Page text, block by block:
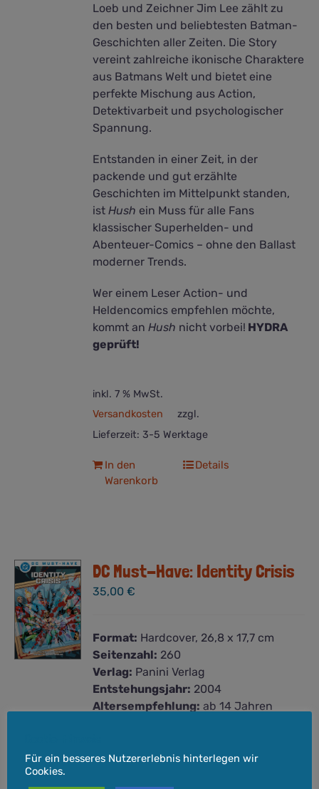
Loeb und Zeichner Jim Lee zählt zu
den besten und beliebtesten Batman-
Geschichten aller Zeiten. Die Story
vereint zahlreiche ikonische Charaktere
aus Batmans Welt und bietet eine
perfekte Mischung aus Action,
Detektivarbeit und psychologischer
Spannung.
Entstanden in einer Zeit, in der
packende und gut erzählte
Geschichten im Mittelpunkt standen,
istHush ein Muss für alle Fans
klassischer Superhelden- und
Abenteuer-Comics – ohne den Ballast
moderner Trends.
Wer einem Leser Action- und
Heldencomics empfehlen möchte,
kommt anHush nicht vorbei! HYDRA
geprüft!
inkl. 7 % MwSt.
zzgl.
Versandkosten
Lieferzeit: 3-5 Werktage
In den
Warenkorb
Details
DC Must-Have: Identity Crisis
35,00€
Format: Hardcover, 26,8 x 17,7 cm
Seitenzahl: 260
Verlag: Panini Verlag
Entstehungsjahr: 2004
Altersempfehlung: ab 14 Jahren
lassen wir ihn, Micha den Hydra-Chef
Für ein besseres Nutzererlebnis hinterlegen wir
Cookies.